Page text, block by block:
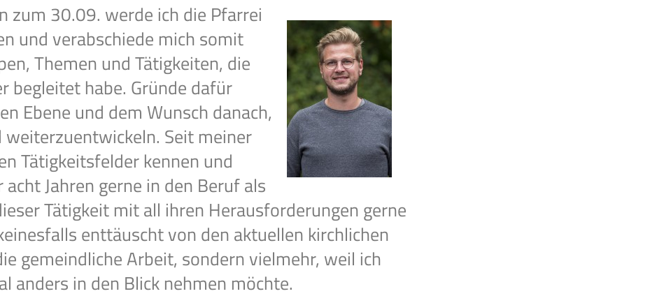
zum 30.09. werde ich die Pfarrei
und verabschiede mich somit
Themen und Tätigkeiten, die
begleitet habe. Gründe dafür
Ebene und dem Wunsch danach,
Seit meiner
Tätigkeitsfelder kennen und
Jahren gerne in den Beruf als
Tätigkeit mit all ihren Herausforderungen gerne
enttäuscht von den aktuellen kirchlichen
gemeindliche Arbeit, sondern vielmehr, weil ich
anders in den Blick nehmen möchte.